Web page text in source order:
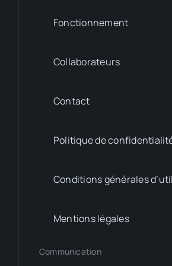
Fonctionnement
Collaborateurs
Contact
Politique de
Conditions générales
Mentions légales
Communication